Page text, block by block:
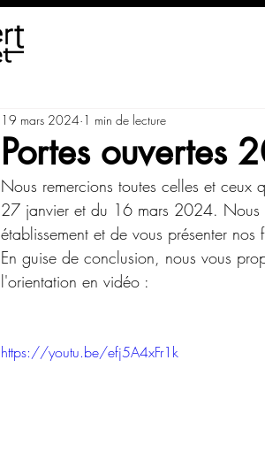
Portes ouvertes
19 mars 2024 1 min de lecture
Nous remercions toutes celles et ceux
27 janvier et du 16 mars 2024.
établissement et de vous présenter nos
En guise de conclusion, nous vous
l'orientation en vidéo :
https://youtu.be/efj5A4xFr1k